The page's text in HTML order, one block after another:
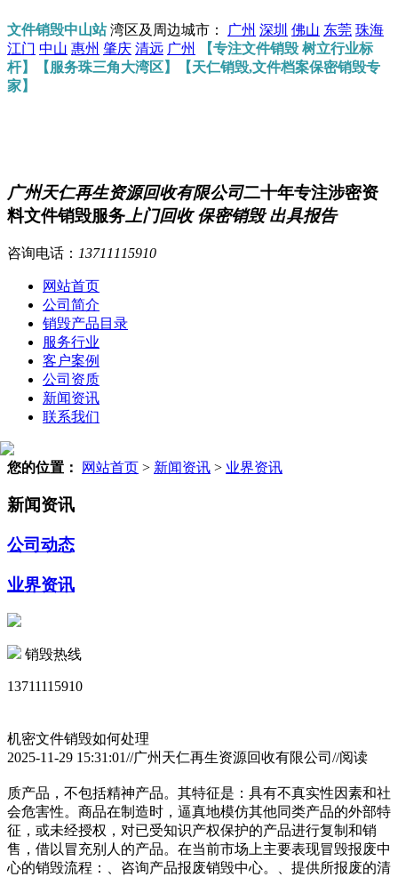
文件销毁中山站湾区及周边城市： 广州 深圳 佛山 东莞 珠海
江门 中山 惠州 肇庆 清远 广州
【专注文件销毁 树立行业标
杆】【服务珠三角大湾区】【天仁销毁,文件档案保密销毁专
家】
广州天仁再生资源回收有限公司二十年专注涉密资
料文件销毁服务 上门回收 保密销毁 出具报告
咨询电话： 13711115910
网站首页
公司简介
销毁产品目录
服务行业
客户案例
公司资质
新闻资讯
联系我们
您的位置： 网站首页 > 新闻资讯 > 业界资讯
新闻资讯
公司动态
业界资讯
销毁热线
13711115910
机密文件销毁如何处理
2025-11-29 15:31:01//广州天仁再生资源回收有限公司//阅读
质产品，不包括精神产品。其特征是：具有不真实性因素和社
会危害性。商品在制造时，逼真地模仿其他同类产品的外部特
征，或未经授权，对已受知识产权保护的产品进行复制和销
售，借以冒充别人的产品。在当前市场上主要表现冒毁报废中
心的销毁流程：、咨询产品报废销毁中心。、提供所报废的清